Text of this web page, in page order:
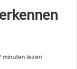
minuten lezen